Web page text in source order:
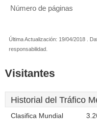
Número de páginas
Última Actualización: 19/04/2018 .
responsabilidad.
Visitantes
Historial del Tráfico
Clasifica Mundial